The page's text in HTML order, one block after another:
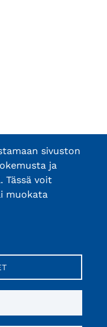
sivuston
ja
Tässä voit
muokata